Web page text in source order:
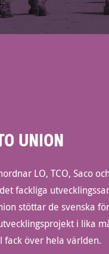
UNION
LO, TCO, Saco
fackliga
stöttar de svenska
i lika
fack över hela världen.